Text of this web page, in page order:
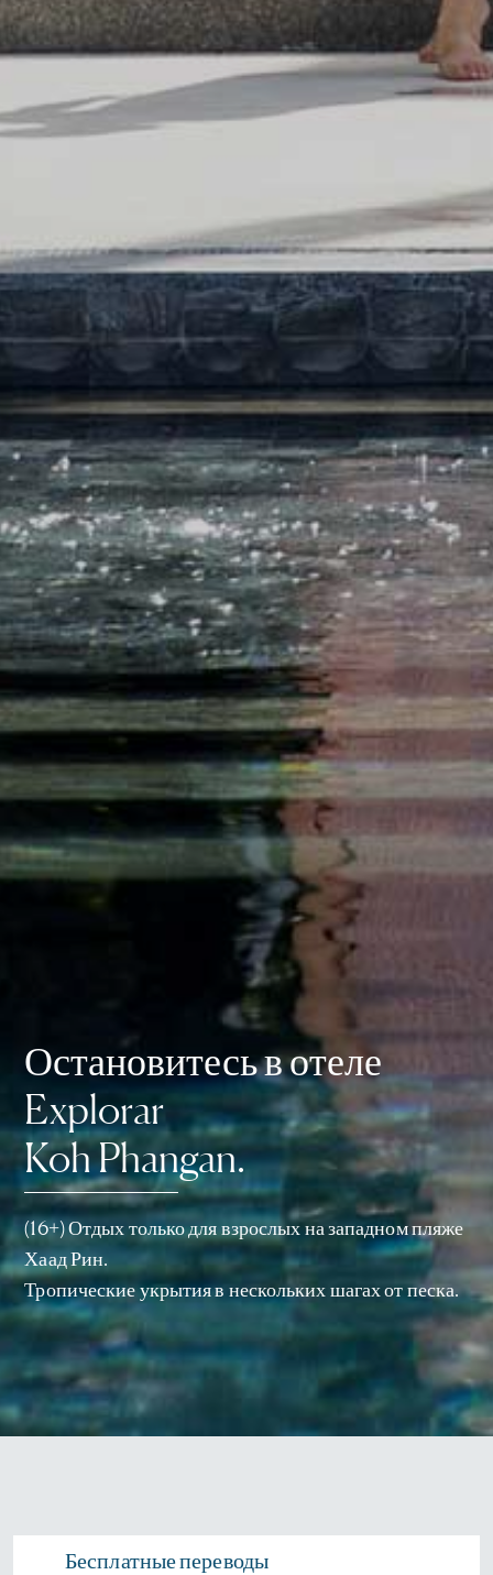
Остановитесь в отеле
Explorar
Koh Phangan.
(16+) Отдых только для взрослых на западном пляже
Хаад Рин.
Тропические укрытия в нескольких шагах от песка.
Бесплатные переводы